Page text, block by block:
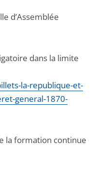
d’Assemblée
dans la limite
la-republique-et-
general-1870-
la formation continue